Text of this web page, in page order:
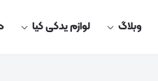
وبلاگ لوازم یدکی کیا